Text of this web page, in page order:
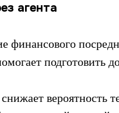
агента
финансового
подготовить
вероятность